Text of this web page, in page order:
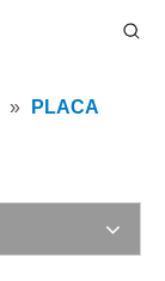
» PLACA